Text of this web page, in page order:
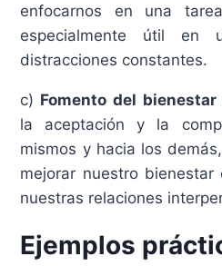
enfocarnos en una
especialmente útil en
distracciones constantes.
c) Fomento del bienestar
la aceptación y la
mismos y hacia los
mejorar nuestro
nuestras relaciones
Ejemplos